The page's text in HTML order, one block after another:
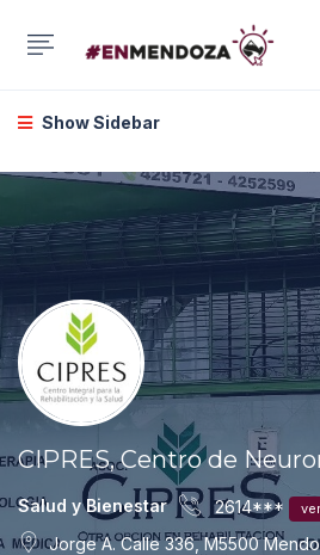
Show Sidebar
CIPRES, Centro de
Salud y Bienestar 2614*** ver
Jorge A. Calle 336, M5500